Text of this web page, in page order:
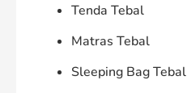
Tenda Tebal
Matras Tebal
Sleeping Bag Tebal